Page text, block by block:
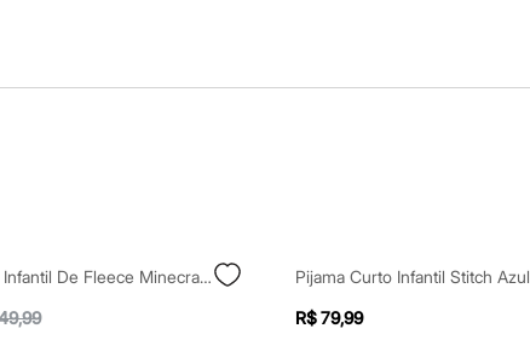
Pijama Longo Infantil De Fleece Minecraft Verde
Pijama Curto Infantil Stitch Azul
R$ 79,99